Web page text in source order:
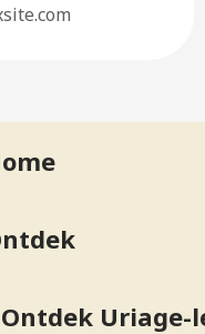
Ontdek Uriage-
hulp